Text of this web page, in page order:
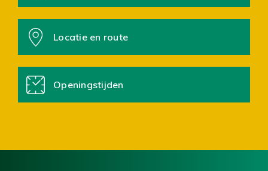
Openingstijden
Locatie en route